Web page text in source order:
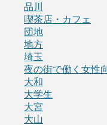
品川
喫茶店・カフェ
団地
地方
埼玉
夜の街で働く女性
大和
大学生
大宮
大山